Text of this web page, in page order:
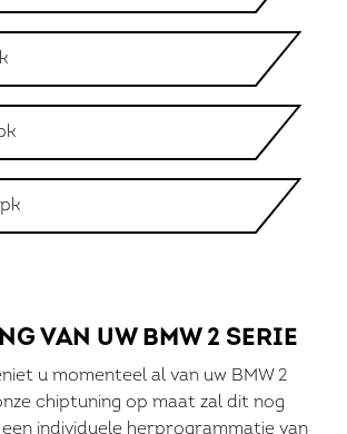
VAN UW BMW 2 SERIE
u momenteel al van uw BMW 2
chiptuning op maat zal dit nog
individuele herprogrammatie van